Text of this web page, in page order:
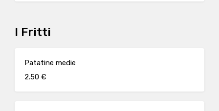
I Fritti
Patatine medie
2.50 €